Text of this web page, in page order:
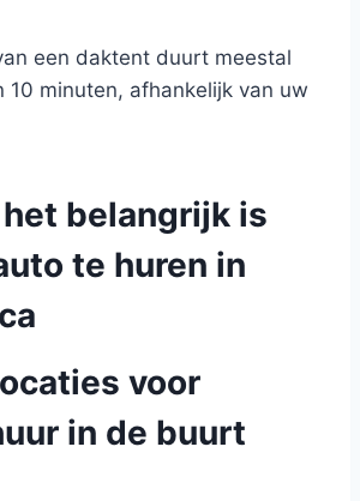
een daktent duurt meestal
10 minuten, afhankelijk van uw
belangrijk is
te huren in
voor
in de buurt